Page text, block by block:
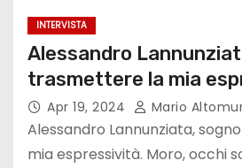
INTERVISTA
Alessandro
trasmettere la mia
Apr 19, 2024 Mario
Alessandro Lannunziata,
mia espressività. Moro, occhi